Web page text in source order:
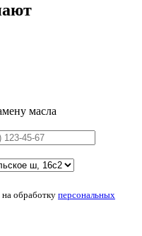
масла
обработкуперсональных